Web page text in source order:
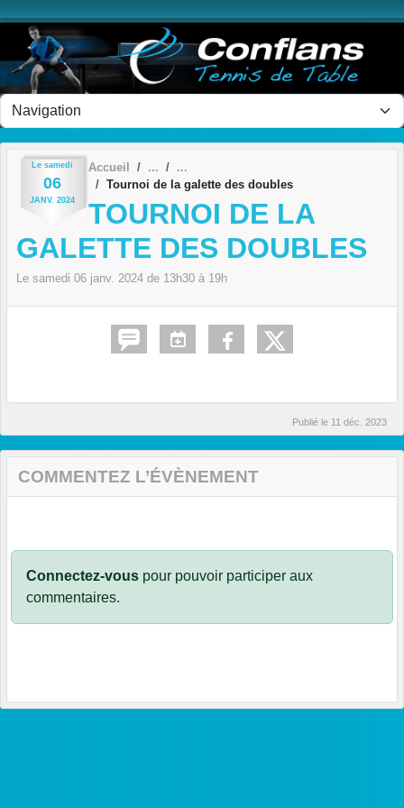
Le samedi
06
JANV. 2024
Accueil
Tournoi de la galette des doubles
TOURNOI DE LA
GALETTE DES DOUBLES
Le samedi 06 janv. 2024 de 13h30 à 19h
Publié le 11 déc. 2023
COMMENTEZ L’ÉVÈNEMENT
Connectez-vous pour pouvoir participer aux
commentaires.